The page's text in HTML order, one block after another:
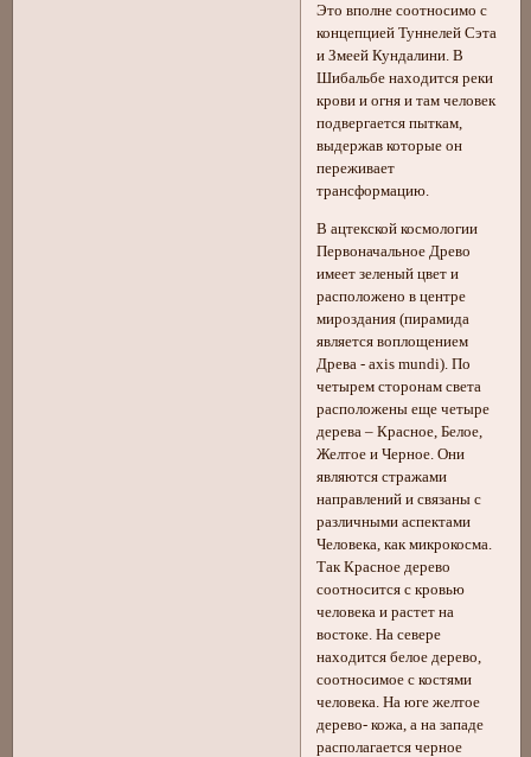
Это вполне соотносимо с
концепцией Туннелей Сэта
и Змеей Кундалини. В
Шибальбе находится реки
крови и огня и там человек
подвергается пыткам,
выдержав которые он
переживает
трансформацию.
В ацтекской космологии
Первоначальное Древо
имеет зеленый цвет и
расположено в центре
мироздания (пирамида
является воплощением
Древа - axis mundi). По
четырем сторонам света
расположены еще четыре
дерева – Красное, Белое,
Желтое и Черное. Они
являются стражами
направлений и связаны с
различными аспектами
Человека, как микрокосма.
Так Красное дерево
соотносится с кровью
человека и растет на
востоке. На севере
находится белое дерево,
соотносимое с костями
человека. На юге желтое
дерево- кожа, а на западе
располагается черное